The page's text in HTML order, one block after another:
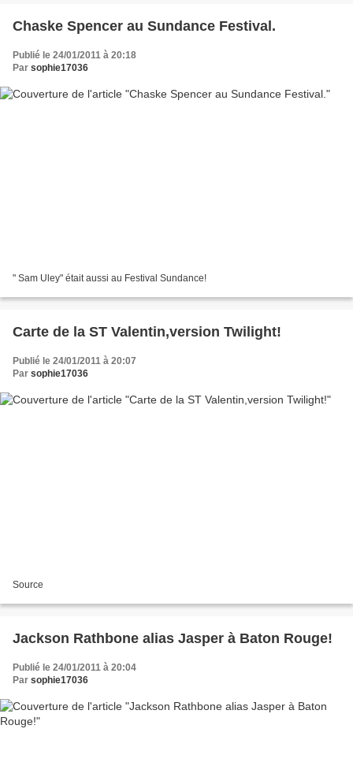
Chaske Spencer au Sundance Festival.
Publié le 24/01/2011 à 20:18
Par sophie17036
" Sam Uley" était aussi au Festival Sundance!
Carte de la ST Valentin,version Twilight!
Publié le 24/01/2011 à 20:07
Par sophie17036
Source
Jackson Rathbone alias Jasper à Baton Rouge!
Publié le 24/01/2011 à 20:04
Par sophie17036